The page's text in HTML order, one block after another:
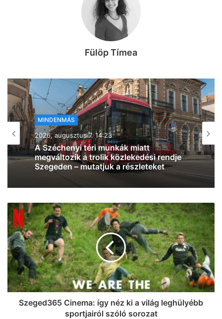
Fülöp Tímea
MINDENMÁS
2026, augusztus 7. 13:41
Pofátlan parkolás: rendszeresen több
autó gátolja egy iskola és egy óvoda
gyalogos megközelítését Újszegeden
(galéria)
Szeged365 Cinema: így néz ki a világ leghülyébb
sportjairól szóló sorozat